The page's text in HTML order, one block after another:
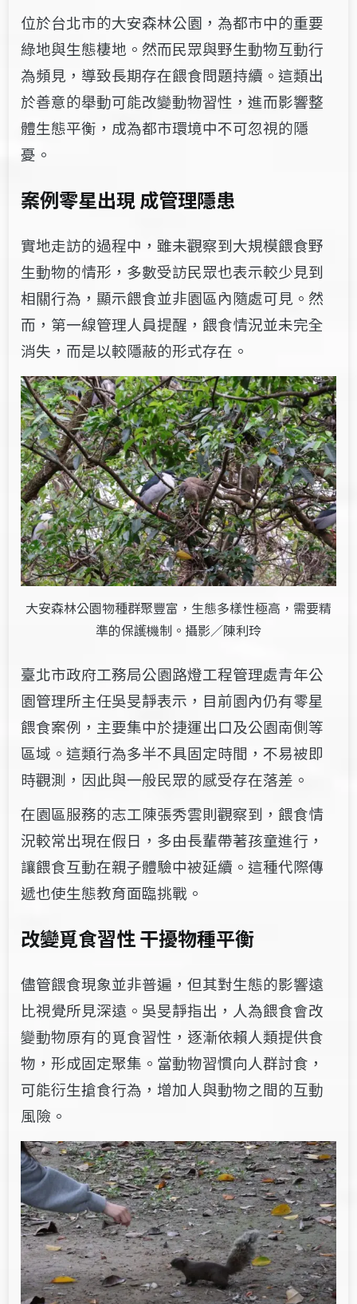
位於台北市的大安森林公園，為都市中的重要
綠地與生態棲地。然而民眾與野生動物互動行
為頻見，導致長期存在餵食問題持續。這類出
於善意的舉動可能改變動物習性，進而影響整
體生態平衡，成為都市環境中不可忽視的隱
憂。
案例零星出現 成管理隱患
實地走訪的過程中，雖未觀察到大規模餵食野
生動物的情形，多數受訪民眾也表示較少見到
相關行為，顯示餵食並非園區內隨處可見。然
而，第一線管理人員提醒，餵食情況並未完全
消失，而是以較隱蔽的形式存在。
大安森林公園物種群聚豐富，生態多樣性極高，需要精
準的保護機制。攝影／陳利玲
臺北市政府工務局公園路燈工程管理處青年公
園管理所主任吳旻靜表示，目前園內仍有零星
餵食案例，主要集中於捷運出口及公園南側等
區域。這類行為多半不具固定時間，不易被即
時觀測，因此與一般民眾的感受存在落差。
在園區服務的志工陳張秀雲則觀察到，餵食情
況較常出現在假日，多由長輩帶著孩童進行，
讓餵食互動在親子體驗中被延續。這種代際傳
遞也使生態教育面臨挑戰。
改變覓食習性 干擾物種平衡
儘管餵食現象並非普遍，但其對生態的影響遠
比視覺所見深遠。吳旻靜指出，人為餵食會改
變動物原有的覓食習性，逐漸依賴人類提供食
物，形成固定聚集。當動物習慣向人群討食，
可能衍生搶食行為，增加人與動物之間的互動
風險。